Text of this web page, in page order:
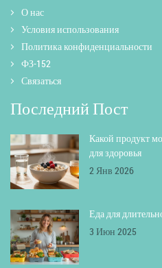
О нас
Условия использования
Политика конфиденциальности
ФЗ-152
Связаться
Последний Пост
Какой продукт
для здоровья
2 Янв 2026
Еда для
3 Июн 2025